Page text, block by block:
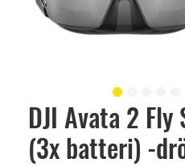
DJI Avata 2
(3x batteri) -
Skip
beginning